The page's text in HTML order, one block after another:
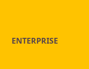
ENTERPRISE